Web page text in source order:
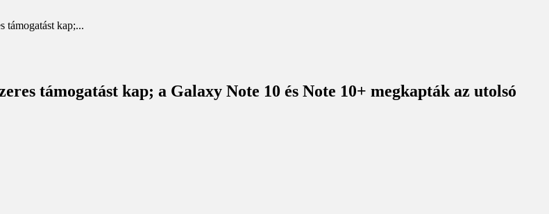
támogatást kap;...
támogatást kap; a Galaxy Note 10 és Note 10+ megkapták az utolsó